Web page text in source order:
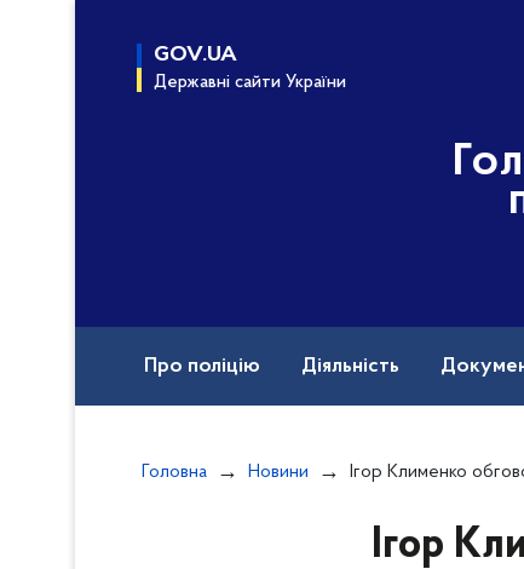
GOV.UA
Державні сайти України
Про поліцію Діяльність
Головна Новини Ігор Клименко обговорив з помічником Генсека НАТО Томасом
Ігор